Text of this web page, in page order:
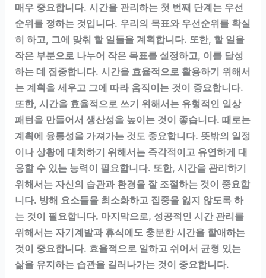
매우 중요합니다. 시간을 관리하는 첫 번째 단계는 우선
순위를 정하는 것입니다. 우리의 목표와 우선순위를 확실
히 하고, 그에 맞춰 할 일들을 계획합니다. 또한, 할 일을
작은 부분으로 나누어 작은 목표를 설정하고, 이를 달성
하는 데 집중합니다. 시간을 효율적으로 활용하기 위해서
는 계획을 세우고 그에 따라 움직이는 것이 중요합니다.
또한, 시간을 효율적으로 쓰기 위해서는 유형적인 일상
패턴을 만들어서 생산성을 높이는 것이 좋습니다. 때로는
계획에 융통성을 가져가는 것도 중요합니다. 뜻밖의 일정
이나 상황에 대처하기 위해서는 즉각적이고 유연하게 대
응할 수 있는 능력이 필요합니다. 또한, 시간을 관리하기
위해서는 자신의 습관과 환경을 잘 조절하는 것이 중요합
니다. 방해 요소들을 최소화하고 집중을 잃지 않도록 하
는 것이 필요합니다. 마지막으로, 성공적인 시간 관리를
위해서는 자기계발과 휴식에도 충분한 시간을 할애하는
것이 중요합니다. 효율적으로 일하고 쉬어서 균형 있는
삶을 유지하는 습관을 길러나가는 것이 중요합니다.